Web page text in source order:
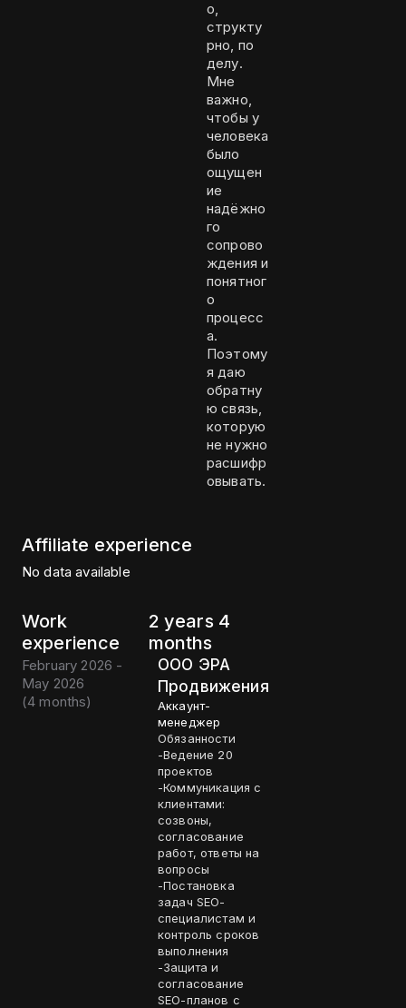
о,
структу
рно, по
делу.
Мне
важно,
чтобы у
человека
было
ощущен
ие
надёжно
го
сопрово
ждения и
понятног
о
процесс
а.
Поэтому
я даю
обратну
ю связь,
которую
не нужно
расшифр
овывать.
Affiliate experience
No data available
Work
experience
2 years 4
months
February 2026 -
May 2026
(4 months)
ООО ЭРА
Продвижения
Аккаунт-
менеджер
Обязанности
-Ведение 20
проектов
-Коммуникация с
клиентами:
созвоны,
согласование
работ, ответы на
вопросы
-Постановка
задач SEO-
специалистам и
контроль сроков
выполнения
-Защита и
согласование
SEO-планов с